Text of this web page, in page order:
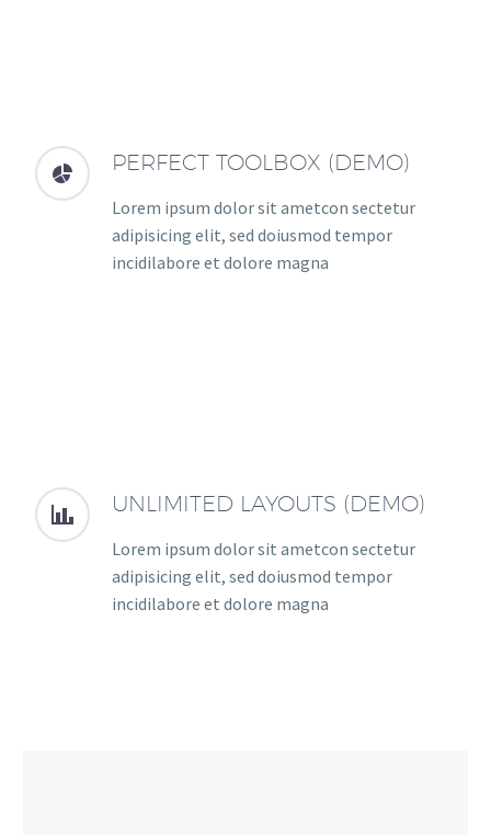

 PERFECT TOOLBOX (DEMO)
Lorem ipsum dolor sit ametcon sectetur
adipisicing elit, sed doiusmod tempor
incidilabore et dolore magna

 UNLIMITED LAYOUTS (DEMO)
Lorem ipsum dolor sit ametcon sectetur
adipisicing elit, sed doiusmod tempor
incidilabore et dolore magna